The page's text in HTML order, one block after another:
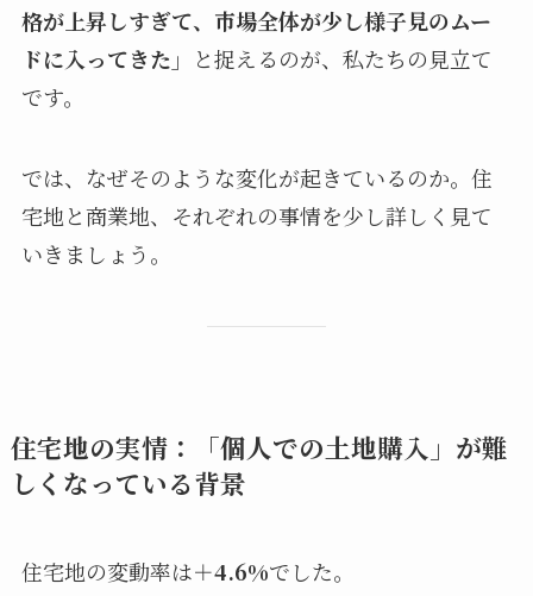
格が上昇しすぎて、市場全体が少し様子見のムー
ドに入ってきた」
と捉えるのが、私たちの見立て
です。
では、なぜそのような変化が起きているのか。住
宅地と商業地、それぞれの事情を少し詳しく見て
いきましょう。
住宅地の実情：「個人での土地購入」が難
しくなっている背景
住宅地の変動率は＋4.6%でした。